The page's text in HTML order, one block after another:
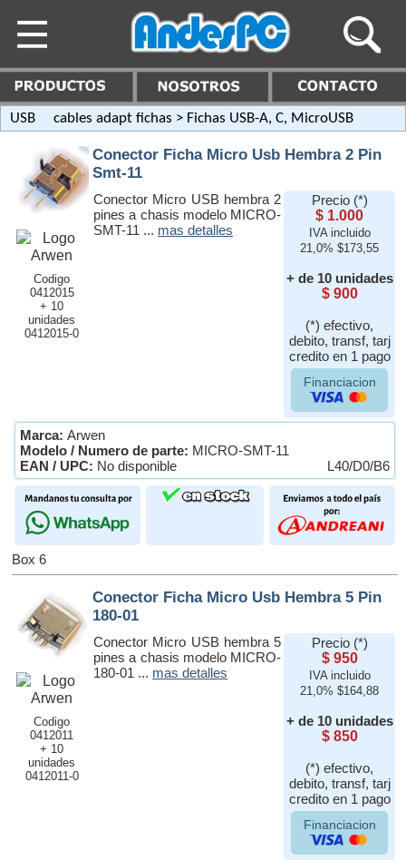
USB cables adapt fichas > Fichas USB-A, C, MicroUSB
Codigo
0412015
+ 10
unidades
0412015-0
Conector Ficha Micro Usb Hembra 2 Pin
Smt-11
Conector Micro USB hembra 2
pines a chasis modelo MICRO-
SMT-11 ... mas detalles
Precio (*)
$ 1.000
IVA incluido
21,0% $173,55
+ de 10 unidades
$ 900
(*) efectivo,
debito, transf, tarj
credito en 1 pago
Financiacion
Marca: Arwen
Modelo / Numero de parte: MICRO-SMT-11
EAN / UPC: No disponible L40/D0/B6
Box 6
Codigo
0412011
+ 10
unidades
0412011-0
Conector Ficha Micro Usb Hembra 5 Pin
180-01
Conector Micro USB hembra 5
pines a chasis modelo MICRO-
180-01 ... mas detalles
Precio (*)
$ 950
IVA incluido
21,0% $164,88
+ de 10 unidades
$ 850
(*) efectivo,
debito, transf, tarj
credito en 1 pago
Financiacion